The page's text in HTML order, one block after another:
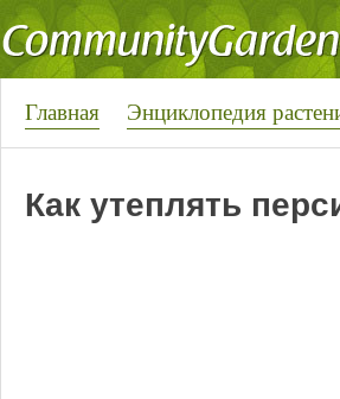
Главная Энциклопедия
Как утеплять